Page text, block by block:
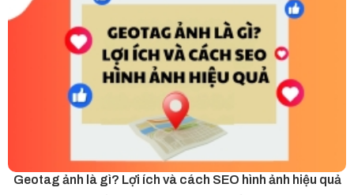
Geotag ảnh là gì? Lợi ích và cách SEO hình ảnh hiệu quả